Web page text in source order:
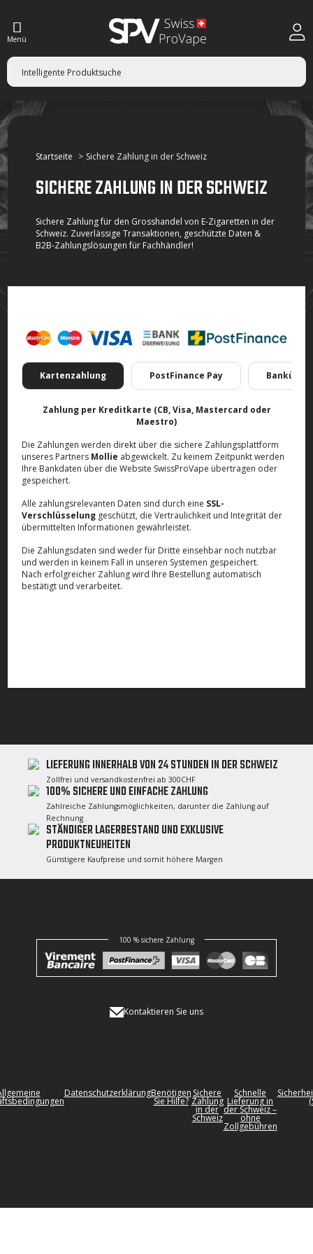
Menü
Startseite Sichere Zahlung in der Schweiz
SICHERE ZAHLUNG IN DER SCHWEIZ
Sichere Zahlung für den Grosshandel von E-Zigaretten in der
Schweiz. Zuverlässige Transaktionen, geschützte Daten &
B2B-Zahlungslösungen für Fachhändler!
Kartenzahlung PostFinance Pay
Zahlung per Kreditkarte (CB, Visa, Mastercard oder
Maestro)
Die Zahlungen werden direkt über die sichere Zahlungsplattform
unseres Partners Mollie abgewickelt. Zu keinem Zeitpunkt werden
Ihre Bankdaten über die Website SwissProVape übertragen oder
gespeichert.
Alle zahlungsrelevanten Daten sind durch eine SSL-
Verschlüsselung geschützt, die Vertraulichkeit und Integrität der
übermittelten Informationen gewährleistet.
Die Zahlungsdaten sind weder für Dritte einsehbar noch nutzbar
und werden in keinem Fall in unseren Systemen gespeichert.
Nach erfolgreicher Zahlung wird Ihre Bestellung automatisch
bestätigt und verarbeitet.
LIEFERUNG INNERHALB VON 24 STUNDEN IN DER SCHWEIZ
Zollfrei und versandkostenfrei ab 300CHF
100% SICHERE UND EINFACHE ZAHLUNG
Zahlreiche Zahlungsmöglichkeiten, darunter die Zahlung auf
Rechnung
STÄNDIGER LAGERBESTAND UND EXKLUSIVE
PRODUKTNEUHEITEN
Günstigere Kaufpreise und somit höhere Margen
100 % sichere Zahlung
Kontaktieren Sie uns
DatenschutzerklärungBenötigen
Sie Hilfe?
Sichere
Zahlung
in der
Schweiz
Schnelle
Lieferung in
der Schweiz –
ohne
Zollgebühren